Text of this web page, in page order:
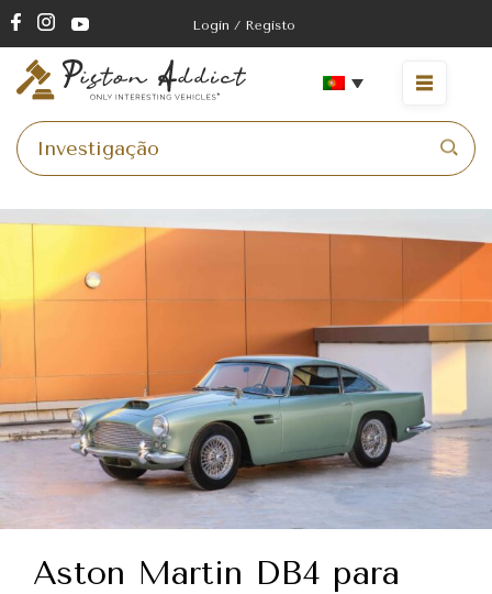
Login / Registo
Aston Martin DB4 para